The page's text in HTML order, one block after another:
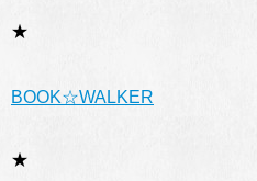
★
BOOK☆WALKER
★